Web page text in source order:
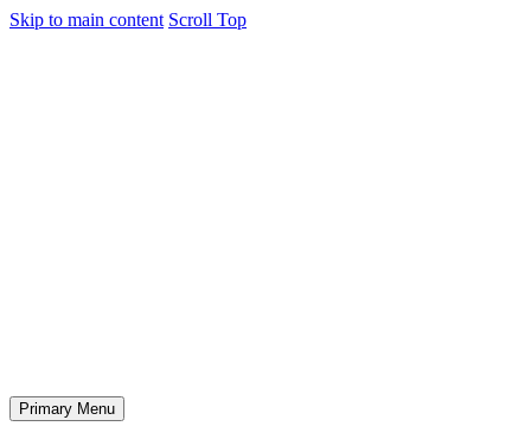
Skip to main content Scroll Top
Primary Menu